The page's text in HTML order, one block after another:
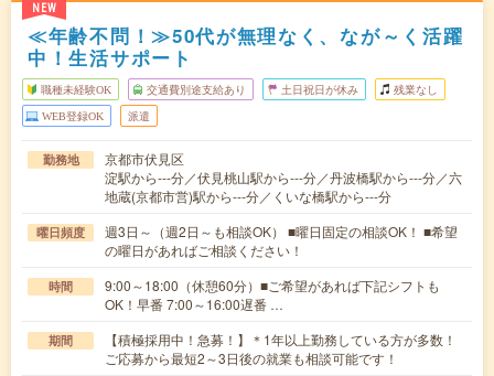
NEW
≪年齢不問！≫50代が無理なく、なが～く活躍
中！生活サポート
職種未経験OK 交通費別途支給あり 土日祝日が休み 残業なし
WEB登録OK 派遣
勤務地
京都市伏見区
淀駅から---分／伏見桃山駅から---分／丹波橋駅から---分／六
地蔵(京都市営)駅から---分／くいな橋駅から---分
曜日頻度
週3日～（週2日～も相談OK） ■曜日固定の相談OK！ ■希望
の曜日があればご相談ください！
時間
9:00～18:00（休憩60分）■ご希望があれば下記シフトも
OK！早番 7:00～16:00遅番 …
期間
【積極採用中！急募！】＊1年以上勤務している方が多数！
ご応募から最短2～3日後の就業も相談可能です！